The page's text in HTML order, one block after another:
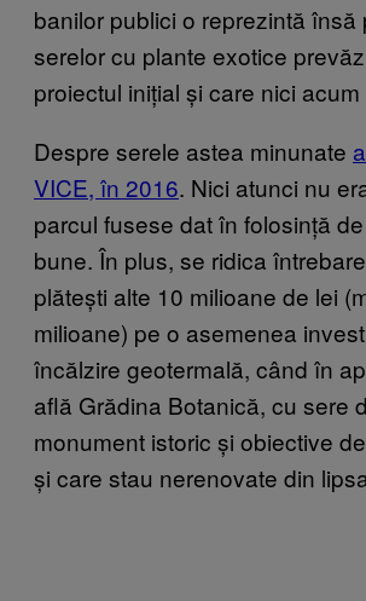
banilor publici o reprezintă însă
serelor cu plante exotice
proiectul inițial și care nici
Despre serele astea minunate
VICE, în 2016. Nici atunci nu
parcul fusese dat în folosință
bune. În plus, se ridica
plătești alte 10 milioane de lei
milioane) pe o asemenea
încălzire geotermală, când în
află Grădina Botanică, cu sere
monument istoric și obiective
și care stau nerenovate din